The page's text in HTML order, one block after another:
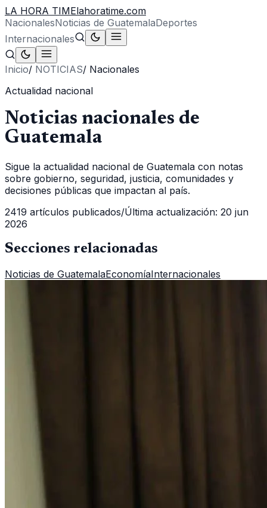
LA HORA TIMElahoratime.com
NacionalesNoticias de GuatemalaDeportes
Internacionales
Inicio/ NOTICIAS/ Nacionales
Actualidad nacional
Noticias nacionales de
Guatemala
Sigue la actualidad nacional de Guatemala con notas
sobre gobierno, seguridad, justicia, comunidades y
decisiones públicas que impactan al país.
2419 artículos publicados/Última actualización: 20 jun
2026
Secciones relacionadas
Noticias de GuatemalaEconomíaInternacionales